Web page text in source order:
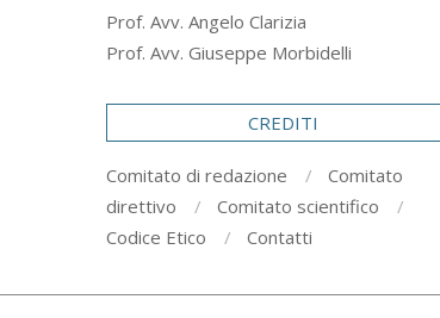
Prof. Avv. Angelo Clarizia
Prof. Avv. Giuseppe Morbidelli
CREDITI
Comitato di redazione
Comitato
direttivo
Comitato scientifico
Codice Etico
Contatti